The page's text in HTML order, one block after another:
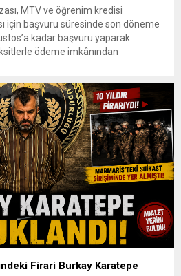
MTV ve öğrenim kredisi
için başvuru süresinde son döneme
kadar başvuru yaparak
ödeme imkânından
sona eriyor. Hak sahiplerine 72
Firari Burkay Karatepe